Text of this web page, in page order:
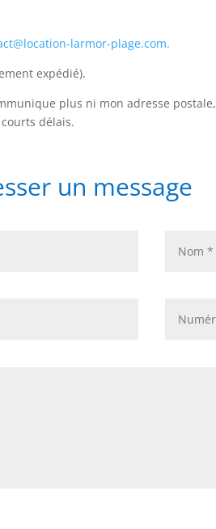
larmor-plage.com.
expédié).
plus ni mon adresse
délais.
un message